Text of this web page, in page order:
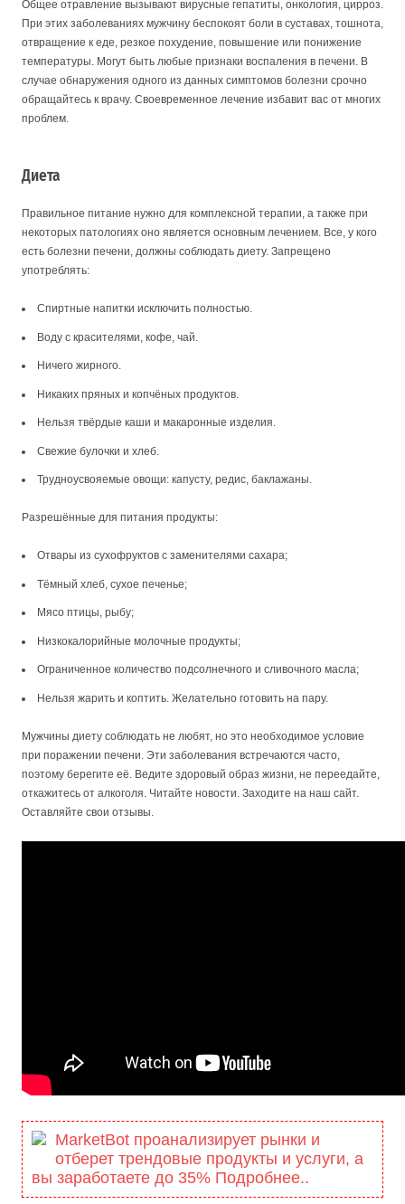
Общее отравление вызывают вирусные гепатиты, онкология, цирроз.
При этих заболеваниях мужчину беспокоят боли в суставах, тошнота,
отвращение к еде, резкое похудение, повышение или понижение
температуры. Могут быть любые признаки воспаления в печени. В
случае обнаружения одного из данных симптомов болезни срочно
обращайтесь к врачу. Своевременное лечение избавит вас от многих
проблем.
Диета
Правильное питание нужно для комплексной терапии, а также при
некоторых патологиях оно является основным лечением. Все, у кого
есть болезни печени, должны соблюдать диету. Запрещено
употреблять:
Спиртные напитки исключить полностью.
Воду с красителями, кофе, чай.
Ничего жирного.
Никаких пряных и копчёных продуктов.
Нельзя твёрдые каши и макаронные изделия.
Свежие булочки и хлеб.
Трудноусвояемые овощи: капусту, редис, баклажаны.
Разрешённые для питания продукты:
Отвары из сухофруктов с заменителями сахара;
Тёмный хлеб, сухое печенье;
Мясо птицы, рыбу;
Низкокалорийные молочные продукты;
Ограниченное количество подсолнечного и сливочного масла;
Нельзя жарить и коптить. Желательно готовить на пару.
Мужчины диету соблюдать не любят, но это необходимое условие
при поражении печени. Эти заболевания встречаются часто,
поэтому берегите её. Ведите здоровый образ жизни, не переедайте,
откажитесь от алкоголя. Читайте новости. Заходите на наш сайт.
Оставляйте свои отзывы.
MarketBot проанализирует рынки и
отберет трендовые продукты и услуги, а
вы заработаете до 35% Подробнее..